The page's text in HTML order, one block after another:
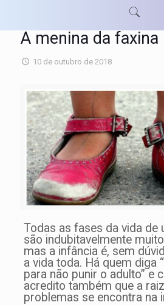
A menina da faxina
10 de outubro de 2018
Todas as fases da vida de
são indubitavelmente
mas a infância é, sem
a vida toda. Há quem diga
para não punir o adulto” e
acredito também que a
problemas se encontra na